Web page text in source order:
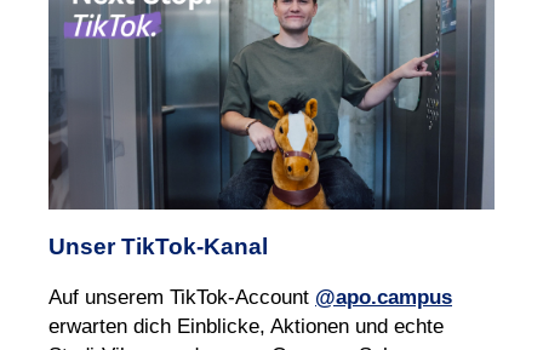
Unser TikTok‑Kanal
Auf unserem TikTok-Account @apo.campus
erwarten dich Einblicke, Aktionen und echte